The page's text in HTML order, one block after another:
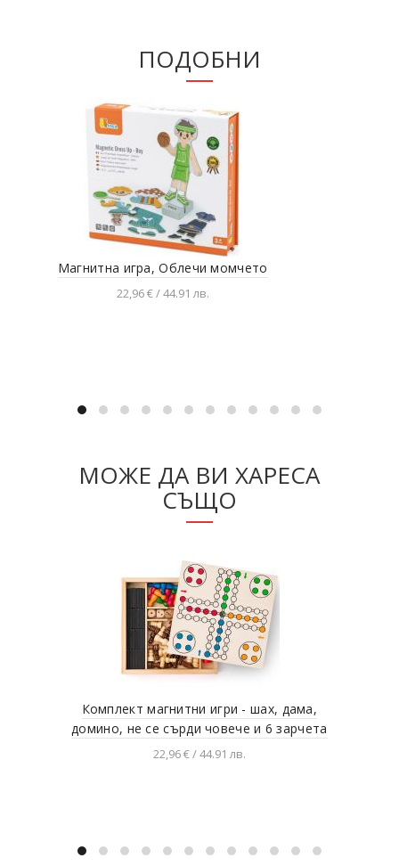
ПОДОБНИ
Магнитна игра, Облечи момчето
22,96 € / 44.91 лв.
МОЖЕ ДА ВИ ХАРЕСА
СЪЩО
Комплект магнитни игри - шах, дама,
домино, не се сърди човече и 6 зарчета
22,96 € / 44.91 лв.